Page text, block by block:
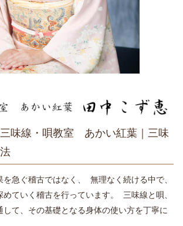
味線・唄教室 あかい紅葉｜三味
を急ぐ稽古ではなく、 無理なく続ける中で、
めていく稽古を行っています。 三味線と唄、
して、その基礎となる身体の使い方を丁寧に